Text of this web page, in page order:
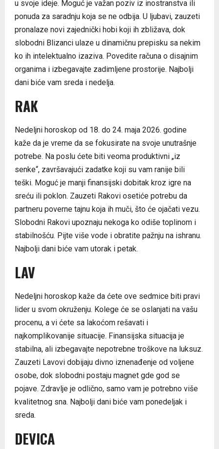
u svoje ideje. Moguć je važan poziv iz inostranstva ili
ponuda za saradnju koja se ne odbija. U ljubavi, zauzeti
pronalaze novi zajednički hobi koji ih zbližava, dok
slobodni Blizanci ulaze u dinamičnu prepisku sa nekim
ko ih intelektualno izaziva. Povedite računa o disajnim
organima i izbegavajte zadimljene prostorije. Najbolji
dani biće vam sreda i nedelja.
RAK
Nedeljni horoskop od 18. do 24. maja 2026. godine
kaže da je vreme da se fokusirate na svoje unutrašnje
potrebe. Na poslu ćete biti veoma produktivni „iz
senke“, završavajući zadatke koji su vam ranije bili
teški. Moguć je manji finansijski dobitak kroz igre na
sreću ili poklon. Zauzeti Rakovi osetiće potrebu da
partneru poverne tajnu koja ih muči, što će ojačati vezu.
Slobodni Rakovi upoznaju nekoga ko odiše toplinom i
stabilnošću. Pijte više vode i obratite pažnju na ishranu.
Najbolji dani biće vam utorak i petak.
LAV
Nedeljni horoskop kaže da ćete ove sedmice biti pravi
lider u svom okruženju. Kolege će se oslanjati na vašu
procenu, a vi ćete sa lakoćom rešavati i
najkomplikovanije situacije. Finansijska situacija je
stabilna, ali izbegavajte nepotrebne troškove na luksuz.
Zauzeti Lavovi dobijaju divno iznenađenje od voljene
osobe, dok slobodni postaju magnet gde god se
pojave. Zdravlje je odlično, samo vam je potrebno više
kvalitetnog sna. Najbolji dani biće vam ponedeljak i
sreda.
DEVICA